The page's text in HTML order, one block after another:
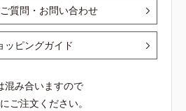
質問・お問い合わせ
ッピングガイド
混み合いますので
ご注文ください。